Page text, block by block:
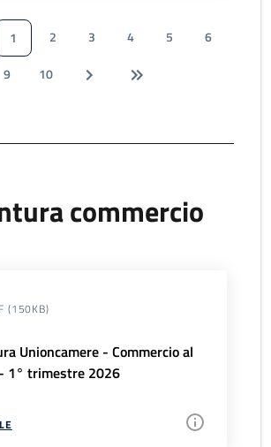
1 2 3 4 5
6
9 10
commercio
(150KB)
Unioncamere - Commercio al
1° trimestre 2026